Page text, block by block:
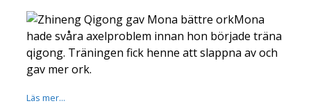
Mona
hade svåra axelproblem innan hon började träna
qigong. Träningen fick henne att slappna av och
gav mer ork.
Läs mer...